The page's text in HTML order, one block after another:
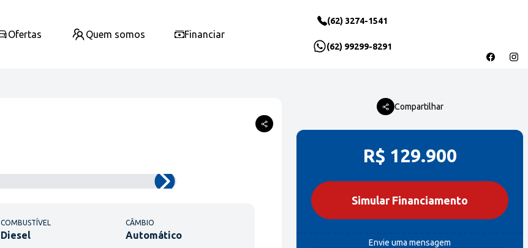
Ofertas Quem somos Financiar
(62) 3274-1541
(62) 99299-8291
Compartilhar
COMBUSTÍVEL
Diesel
CÂMBIO
Automático
Compartilhar
Compartilhar
R$ 129.900
Simular Financiamento
Envie uma mensagem